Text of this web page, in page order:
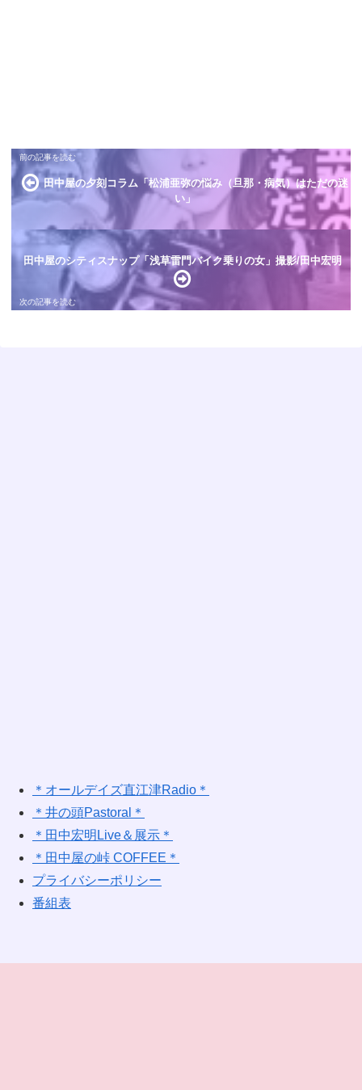
田中屋の夕刻コラム「松浦亜弥の悩み（旦那・病気）はただの迷
い」
田中屋のシティスナップ「浅草雷門バイク乗りの女」撮影/田中宏明
＊オールデイズ直江津Radio＊
＊井の頭Pastoral＊
＊田中宏明Live＆展示＊
＊田中屋の峠 COFFEE＊
プライバシーポリシー
番組表